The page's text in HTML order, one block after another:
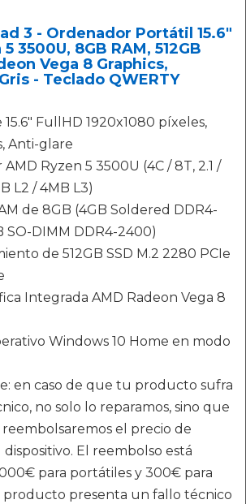
3 - Ordenador Portátil 15.6"
3500U, 8GB RAM, 512GB
Vega 8 Graphics,
- Teclado QWERTY
FullHD 1920x1080 píxeles,
Anti-glare
Ryzen 5 3500U (4C / 8T, 2.1 /
L2 / 4MB L3)
de 8GB (4GB Soldered DDR4-
SO-DIMM DDR4-2400)
de 512GB SSD M.2 2280 PCIe
Integrada AMD Radeon Vega 8
Windows 10 Home en modo
en caso de que tu producto sufra
no solo lo reparamos, sino que
el precio de
El reembolso está
para portátiles y 300€ para
producto presenta un fallo técnico